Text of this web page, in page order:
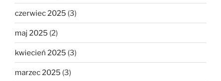
czerwiec 2025 (3)
maj 2025 (2)
kwiecień 2025 (3)
marzec 2025 (3)